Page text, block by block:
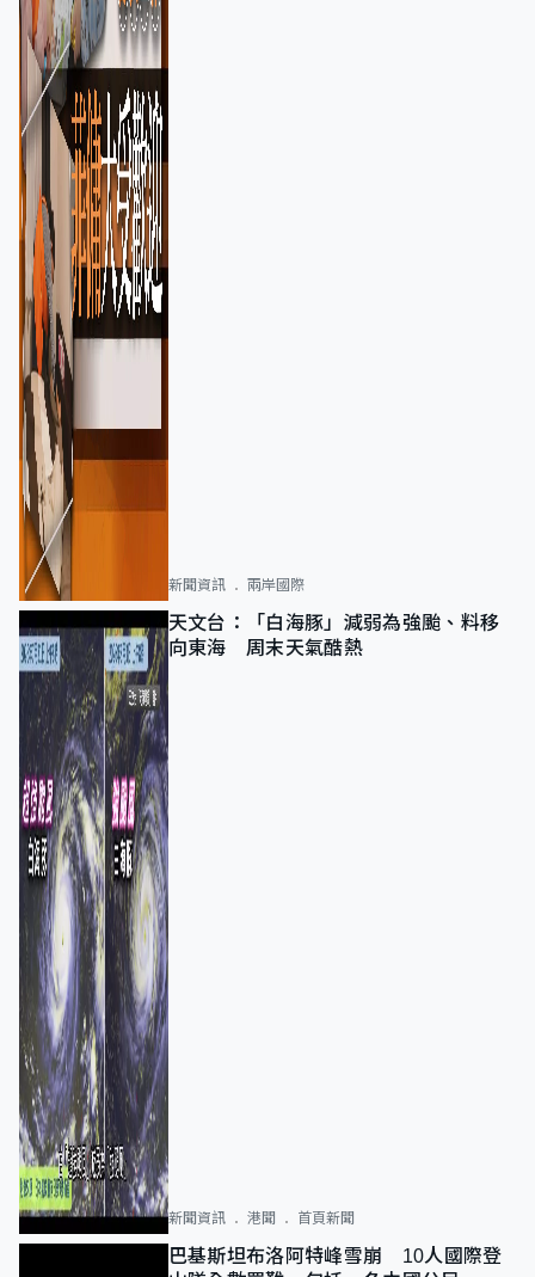
新聞資訊 兩岸國際
天文台：「白海豚」減弱為強颱、料移
向東海 周末天氣酷熱
新聞資訊 港聞 首頁新聞
巴基斯坦布洛阿特峰雪崩 10人國際登